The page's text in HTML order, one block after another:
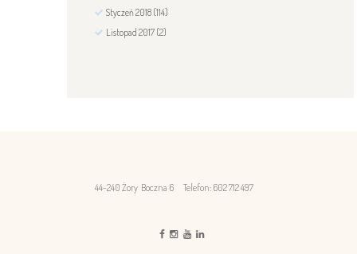
Styczeń2018 (114)
Listopad2017 (2)
Telefon: 602 712 497
44-240 Żory Boczna 6